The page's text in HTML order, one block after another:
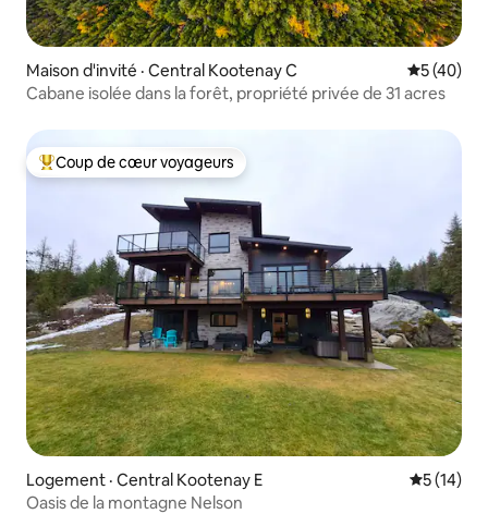
Maison d'invité · Central Kootenay C Note
5 (40)
Cabane isolée dans la forêt, propriété privée de 31 acres
Coup de cœur voyageurs parmi les plus aimés
Coup de cœur voyageurs
Logement · Central Kootenay E Note
5 (14)
Oasis de la montagne Nelson